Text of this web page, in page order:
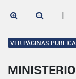
|
VER PÁGINAS